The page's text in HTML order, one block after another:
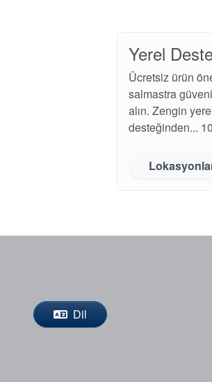
Yerel
Ücretsiz ürün
salmastra
alın. Zengin
desteğinden...
Dil